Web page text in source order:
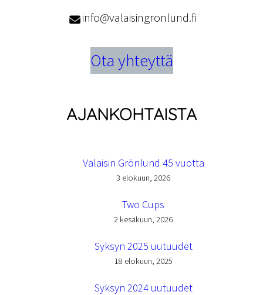
info@valaisingronlund.fi
Ota yhteyttä
AJANKOHTAISTA
Valaisin Grönlund 45 vuotta
3 elokuun, 2026
Two Cups
2 kesäkuun, 2026
Syksyn 2025 uutuudet
18 elokuun, 2025
Syksyn 2024 uutuudet